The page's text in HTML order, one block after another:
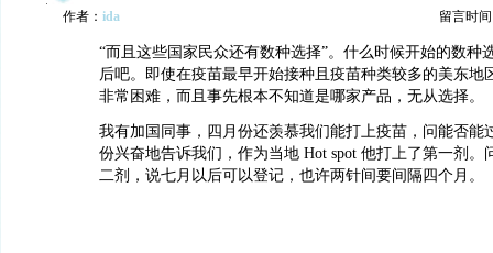
作者： ida 留言时间
“而且这些国家民众还有数种选择”。什么时候开始的数种
后吧。即使在疫苗最早开始接种且疫苗种类较多的美东地
非常困难，而且事先根本不知道是哪家产品，无从选择。
我有加国同事，四月份还羡慕我们能打上疫苗，问能否能
份兴奋地告诉我们，作为当地 Hot spot 他打上了第一剂。
二剂，说七月以后可以登记，也许两针间要间隔四个月。